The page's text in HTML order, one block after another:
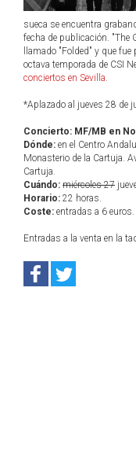
sueca se encuentra
fecha de publicación. "The
llamado "Folded" y que
octava temporada de CSI
conciertos en Sevilla.
*Aplazado al jueves 28 de
Concierto: MF/MB en
Dónde: en el Centro
Monasterio de la Cartuja.
Cartuja.
Cuándo: miércoles 27
Horario: 22 horas.
Coste: entradas a 6 euros.
Entradas a la venta en la